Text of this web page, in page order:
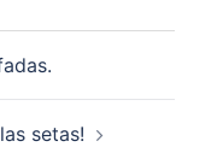
setas!